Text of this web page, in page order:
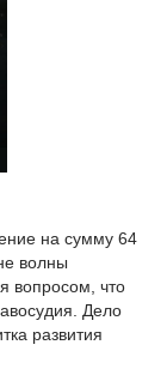
на сумму 64
волны
вопросом, что
Дело
развития